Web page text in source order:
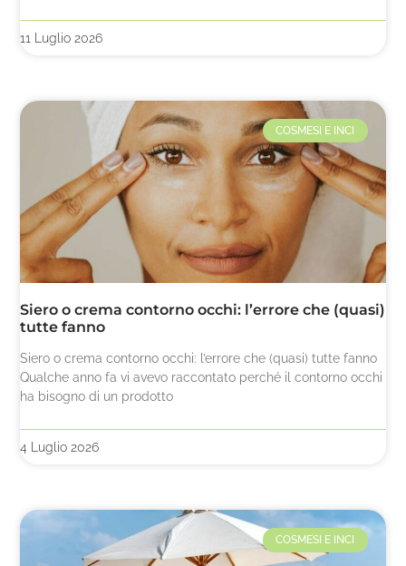
11 Luglio 2026
COSMESI E INCI
Siero o crema contorno occhi: l’errore che (quasi)
tutte fanno
Siero o crema contorno occhi: l’errore che (quasi) tutte fanno
Qualche anno fa vi avevo raccontato perché il contorno occhi
ha bisogno di un prodotto
4 Luglio 2026
COSMESI E INCI